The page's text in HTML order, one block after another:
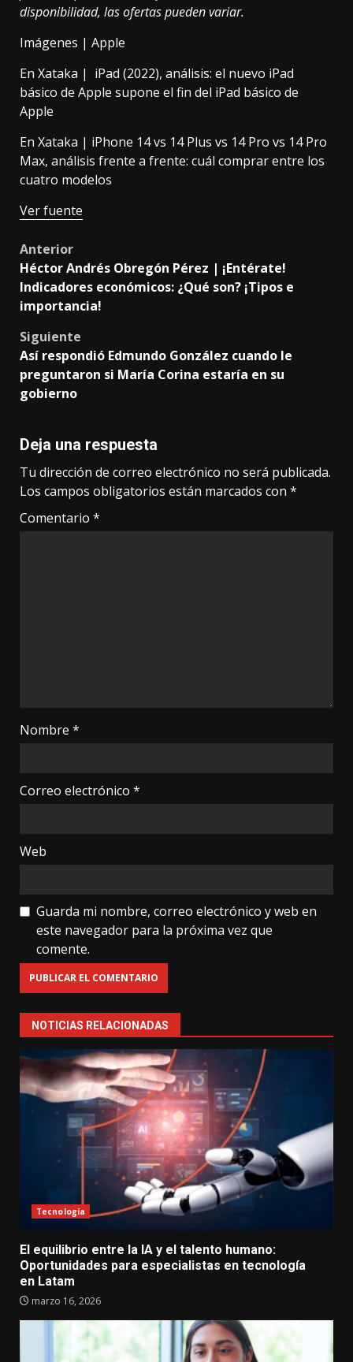
disponibilidad, las ofertas pueden variar.
Imágenes | Apple
En Xataka | iPad (2022), análisis: el nuevo iPad
básico de Apple supone el fin del iPad básico de
Apple
En Xataka | iPhone 14 vs 14 Plus vs 14 Pro vs 14 Pro
Max, análisis frente a frente: cuál comprar entre los
cuatro modelos
Ver fuente
Post
navigation
Anterior
Héctor Andrés Obregón Pérez | ¡Entérate!
Indicadores económicos: ¿Qué son? ¡Tipos e
importancia!
Siguiente
Así respondió Edmundo González cuando le
preguntaron si María Corina estaría en su
gobierno
Deja una respuesta
Tu dirección de correo electrónico no será publicada.
Los campos obligatorios están marcados con *
Comentario *
Nombre *
Correo electrónico *
Web
Guarda mi nombre, correo electrónico y web en
este navegador para la próxima vez que
comente.
NOTICIAS RELACIONADAS
Tecnología
El equilibrio entre la IA y el talento humano:
Oportunidades para especialistas en tecnología
en Latam
marzo 16, 2026